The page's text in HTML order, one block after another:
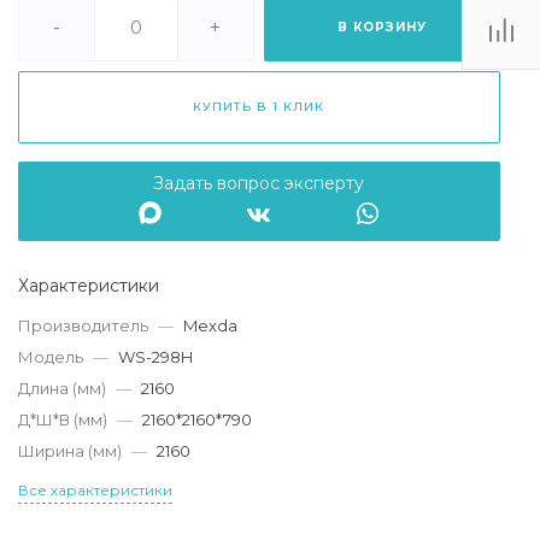
- + В КОРЗИНУ
КУПИТЬ В 1 КЛИК
Задать вопрос эксперту
Характеристики
Производитель — Mexda
Модель — WS-298H
Длина (мм) — 2160
Д*Ш*В (мм) — 2160*2160*790
Ширина (мм) — 2160
Все характеристики